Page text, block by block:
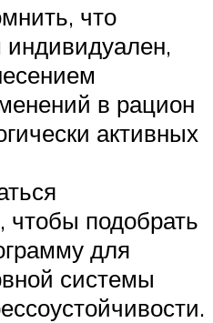
что
в рацион
активных
чтобы подобрать
для
системы